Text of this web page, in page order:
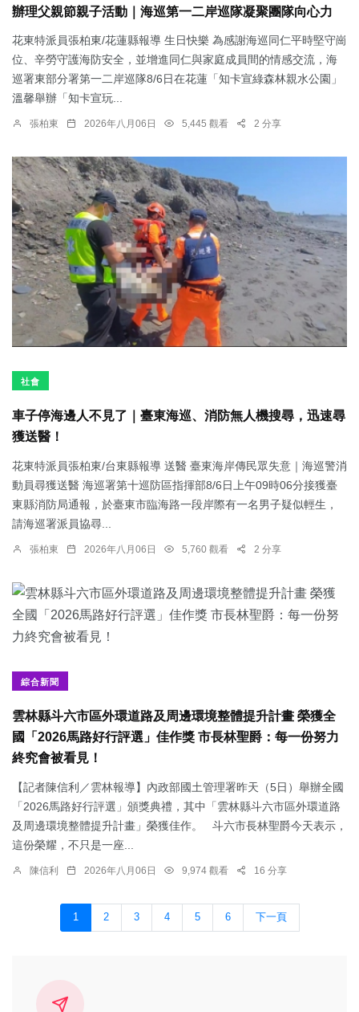
辦理父親節親子活動｜海巡第一二岸巡隊凝聚團隊向心力
花東特派員張柏東/花蓮縣報導 生日快樂 為感謝海巡同仁平時堅守崗
位、辛勞守護海防安全，並增進同仁與家庭成員間的情感交流，海
巡署東部分署第一二岸巡隊8/6日在花蓮「知卡宣綠森林親水公園」
溫馨舉辦「知卡宣玩...
張柏東 2026年八月06日 5,445 觀看 2 分享
社會
車子停海邊人不見了｜臺東海巡、消防無人機搜尋，迅速尋
獲送醫！
花東特派員張柏東/台東縣報導 送醫 臺東海岸傳民眾失意｜海巡警消
動員尋獲送醫 海巡署第十巡防區指揮部8/6日上午09時06分接獲臺
東縣消防局通報，於臺東市臨海路一段岸際有一名男子疑似輕生，
請海巡署派員協尋...
張柏東 2026年八月06日 5,760 觀看 2 分享
綜合新聞
雲林縣斗六市區外環道路及周邊環境整體提升計畫 榮獲全
國「2026馬路好行評選」佳作獎 市長林聖爵：每一份努力
終究會被看見！
【記者陳信利／雲林報導】內政部國土管理署昨天（5日）舉辦全國
「2026馬路好行評選」頒獎典禮，其中「雲林縣斗六市區外環道路
及周邊環境整體提升計畫」榮獲佳作。 斗六市長林聖爵今天表示，
這份榮耀，不只是一座...
陳信利 2026年八月06日 9,974 觀看 16 分享
1 2 3 4 5 6 下一頁